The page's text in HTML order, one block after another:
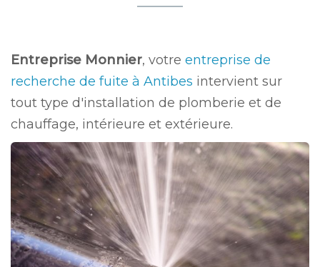
Entreprise Monnier, votre entreprise de
recherche de fuite à Antibes intervient sur
tout type d'installation de plomberie et de
chauffage, intérieure et extérieure.